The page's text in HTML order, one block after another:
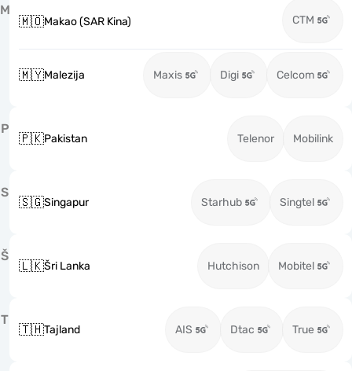
M
🇲🇴Makao (SAR Kina) CTM
🇲🇾Malezija Maxis Digi Celcom
P
🇵🇰Pakistan Telenor Mobilink
S
🇸🇬Singapur Starhub Singtel
Š
🇱🇰Šri Lanka Hutchison Mobitel
T
🇹🇭Tajland AIS Dtac True